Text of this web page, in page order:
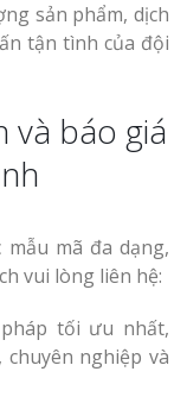
sản phẩm, dịch
tận tình của đội
và báo giá
mã đa dạng,
vui lòng liên hệ:
tối ưu nhất,
nghiệp và